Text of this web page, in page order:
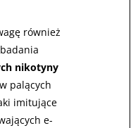
również
nikotyny
palących
imitujące
e-